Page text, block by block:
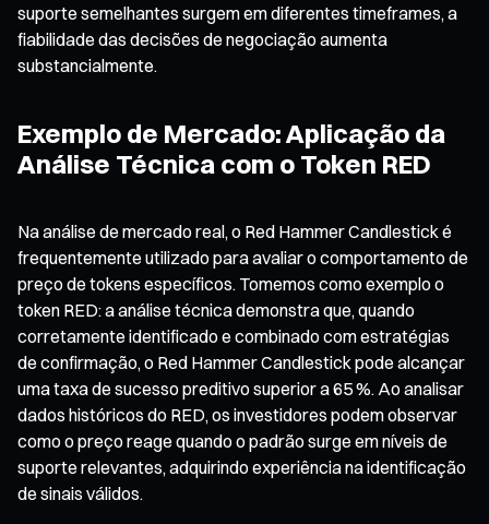
suporte semelhantes surgem em diferentes timeframes, a
fiabilidade das decisões de negociação aumenta
substancialmente.
Exemplo de Mercado: Aplicação da
Análise Técnica com o Token RED
Na análise de mercado real, o Red Hammer Candlestick é
frequentemente utilizado para avaliar o comportamento de
preço de tokens específicos. Tomemos como exemplo o
token RED: a análise técnica demonstra que, quando
corretamente identificado e combinado com estratégias
de confirmação, o Red Hammer Candlestick pode alcançar
uma taxa de sucesso preditivo superior a 65 %. Ao analisar
dados históricos do RED, os investidores podem observar
como o preço reage quando o padrão surge em níveis de
suporte relevantes, adquirindo experiência na identificação
de sinais válidos.